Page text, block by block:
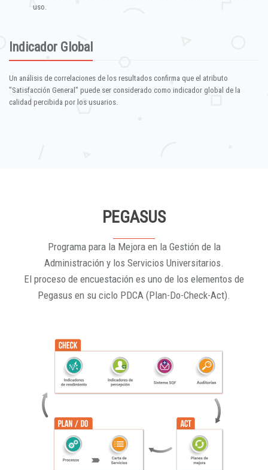
uso.
Indicador Global
Un análisis de correlaciones de los resultados confirma que el atributo
"Satisfacción General" puede ser considerado como indicador global de la
calidad percibida por los usuarios.
PEGASUS
Programa para la Mejora en la Gestión de la
Administración y los Servicios Universitarios.
El proceso de encuestación es uno de los elementos de
Pegasus en su ciclo PDCA (Plan-Do-Check-Act).